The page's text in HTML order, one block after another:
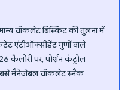
चॉकलेट बिस्किट की तुलना में
एंटीऑक्सीडेंट गुणों वाले
कैलोरी पर, पोर्शन कंट्रोल
मैनेजेबल चॉकलेट स्नैक